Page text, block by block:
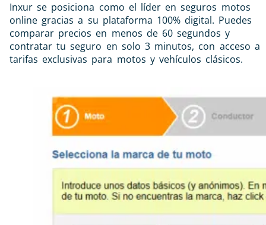
Inxur se posiciona como el líder en seguros motos
online gracias a su plataforma 100% digital. Puedes
comparar precios en menos de 60 segundos y
contratar tu seguro en solo 3 minutos, con acceso a
tarifas exclusivas para motos y vehículos clásicos.